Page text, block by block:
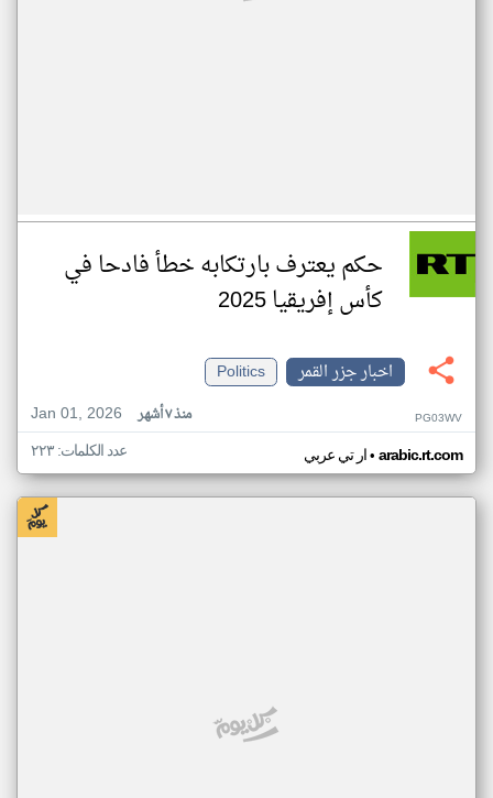
حكم يعترف بارتكابه خطأ فادحا في
كأس إفريقيا 2025
اخبار جزر القمر
Politics
Jan 01, 2026
منذ ٧ أشهر PG03WV
ار تي عربي• arabic.rt.com عدد الكلمات: ٢٢٣